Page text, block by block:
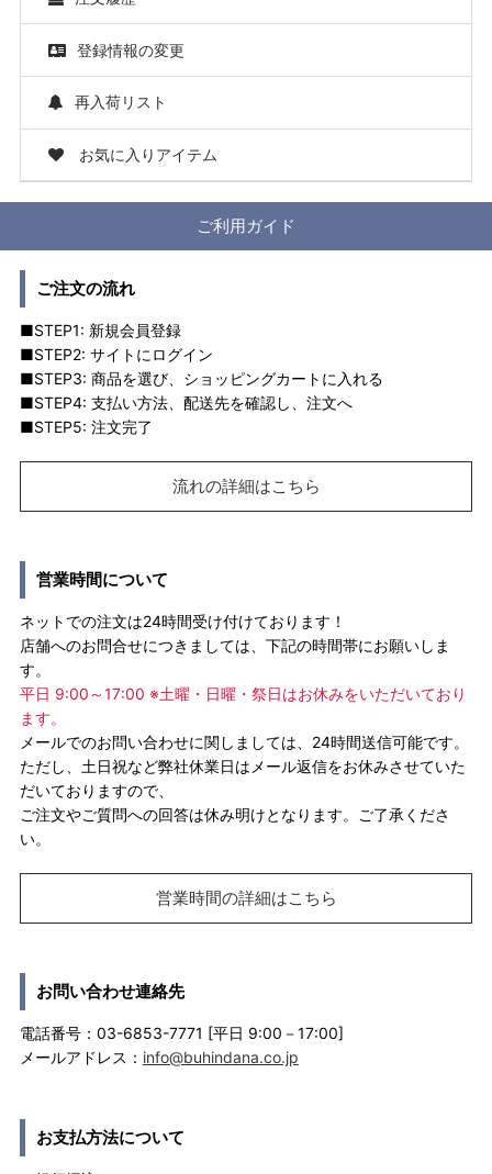
登録情報の変更
再入荷リスト
お気に入りアイテム
ご利用ガイド
ご注文の流れ
■STEP1: 新規会員登録
■STEP2: サイトにログイン
■STEP3: 商品を選び、ショッピングカートに入れる
■STEP4: 支払い方法、配送先を確認し、注文へ
■STEP5: 注文完了
流れの詳細はこちら
営業時間について
ネットでの注文は24時間受け付けております！
店舗へのお問合せにつきましては、下記の時間帯にお願いしま
す。
平日 9:00～17:00 ※土曜・日曜・祭日はお休みをいただいており
ます。
メールでのお問い合わせに関しましては、24時間送信可能です。
ただし、土日祝など弊社休業日はメール返信をお休みさせていた
だいておりますので、
ご注文やご質問への回答は休み明けとなります。ご了承くださ
い。
営業時間の詳細はこちら
お問い合わせ連絡先
電話番号：03-6853-7771 [平日 9:00－17:00]
メールアドレス： info@buhindana.co.jp
お支払方法について